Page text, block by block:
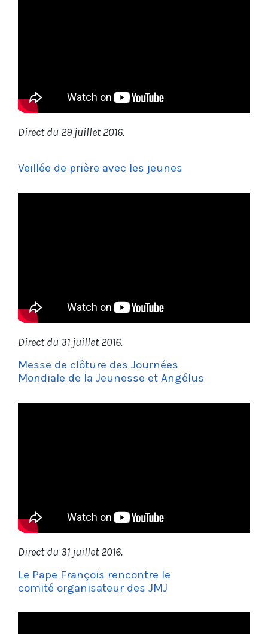
Direct du 29 juillet 2016.
Veillée de prière avec les jeunes
Direct du 31 juillet 2016.
Messe de clôture des Journées
Mondiale de la Jeunesse et Angélus
Direct du 31 juillet 2016.
Le Pape François rencontre le
comité organisateur des JMJ